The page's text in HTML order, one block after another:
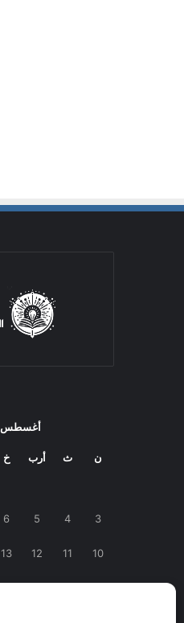
أغسطس 2026
ن ث أرب خ
3
4
5
6
10
11
12
13